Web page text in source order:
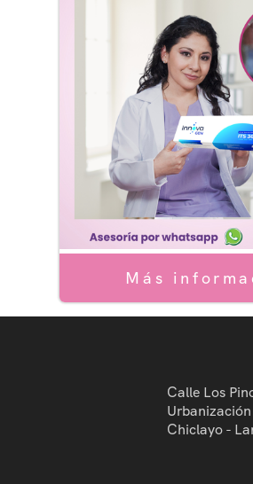
Más
Calle Los
Chiclayo -